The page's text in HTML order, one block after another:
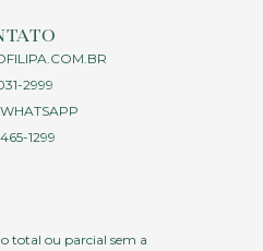
2999
1299
total ou parcial sem a